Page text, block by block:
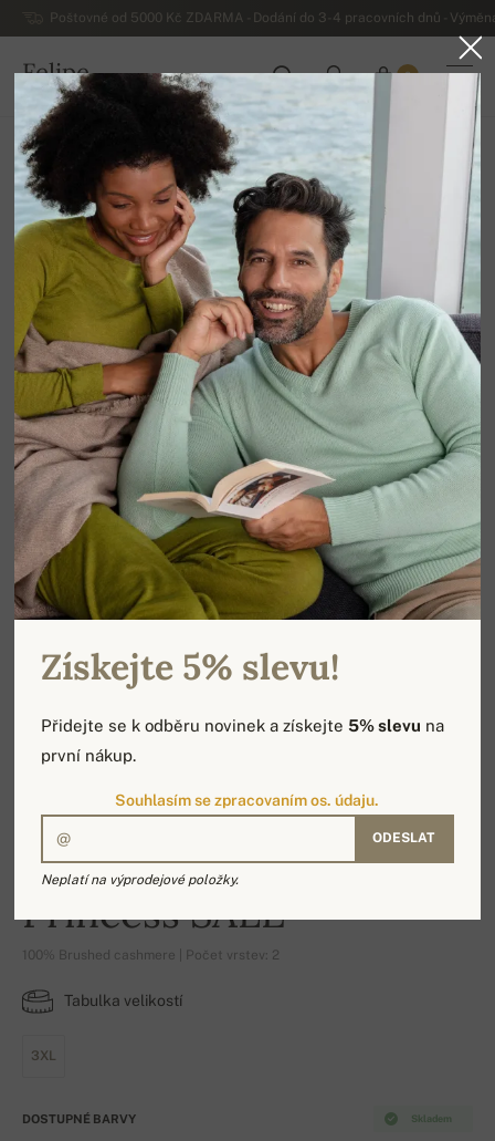
Poštovné od 5000 Kč ZDARMA - Dodání do 3-4 pracovních dnů -
Felipe
ČESKO
0
Domů Dámské svetry
-19%
Princess SALE
100% Brushed cashmere | Počet vrstev: 2
Tabulka velikostí
3XL
Skladem
DOSTUPNÉ BARVY
Získejte 5% slevu!
Přidejte se k odběru novinek a získejte5% slevu na
první nákup.
Souhlasím se zpracovaním os. údaju.
ODESLAT
Neplatí na výprodejové položky.